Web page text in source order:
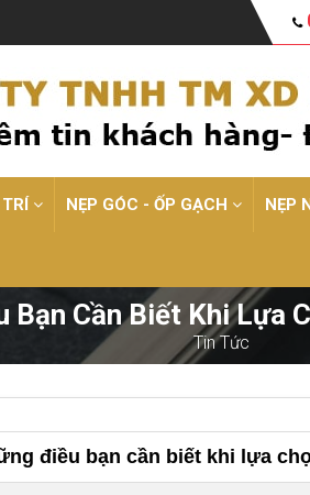
NẸP GÓC - ỐP GẠCH NẸP
Bạn Cần Biết Khi Lựa
Tin Tức
điều bạn cần biết khi lựa